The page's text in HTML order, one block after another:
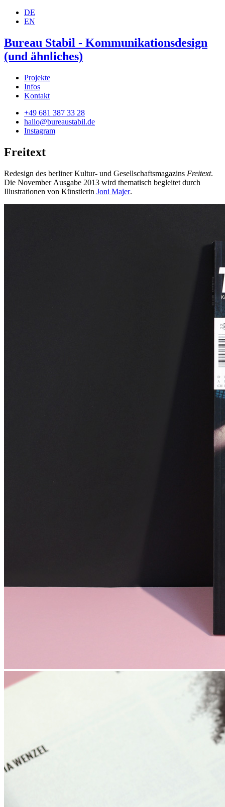
DE
EN
Bureau Stabil - Kommunikationsdesign
(und ähnliches)
Projekte
Infos
Kontakt
+49 681 387 33 28
hallo@bureaustabil.de
Instagram
Freitext
Redesign des berliner Kultur- und Gesellschaftsmagazins Freitext.
Die November Ausgabe 2013 wird thematisch begleitet durch
Illustrationen von Künstlerin Joni Majer.